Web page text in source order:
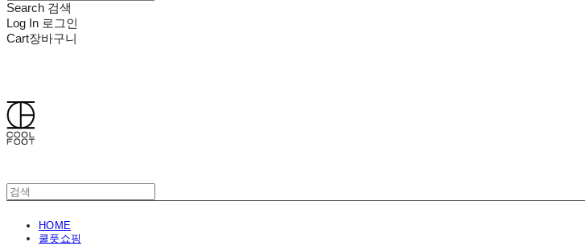
Search 검색
Log In 로그인
Cart장바구니
HOME
쿨풋쇼핑